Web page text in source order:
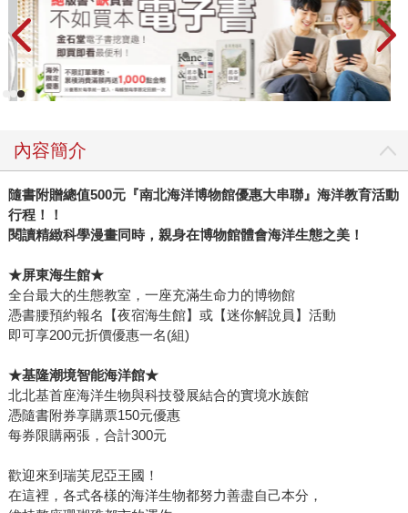
內容簡介
隨書附贈總值500元『南北海洋博物館優惠大串聯』海洋教育活動
行程！！
閱讀精緻科學漫畫同時，親身在博物館體會海洋生態之美！
★屏東海生館★
全台最大的生態教室，一座充滿生命力的博物館
憑書腰預約報名【夜宿海生館】或【迷你解說員】活動
即可享200元折價優惠一名(組)
★基隆潮境智能海洋館★
北北基首座海洋生物與科技發展結合的實境水族館
憑隨書附券享購票150元優惠
每券限購兩張，合計300元
歡迎來到瑞芙尼亞王國！
在這裡，各式各樣的海洋生物都努力善盡自己本分，